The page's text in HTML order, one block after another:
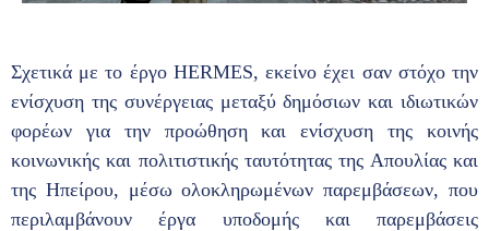
Σχετικά με το έργο HERMES, εκείνο έχει σαν στόχο την
ενίσχυση της συνέργειας μεταξύ δημόσιων και ιδιωτικών
φορέων για την προώθηση και ενίσχυση της κοινής
κοινωνικής και πολιτιστικής ταυτότητας της Απουλίας και
της Ηπείρου, μέσω ολοκληρωμένων παρεμβάσεων, που
περιλαμβάνουν έργα υποδομής και παρεμβάσεις